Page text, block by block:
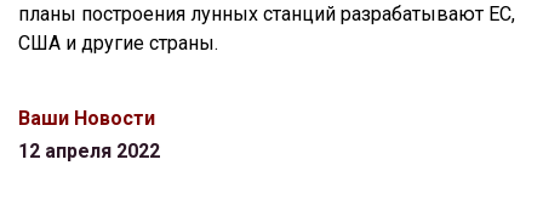
планы построения лунных станций разрабатывают ЕС,
США и другие страны.
Ваши Новости
12 апреля 2022